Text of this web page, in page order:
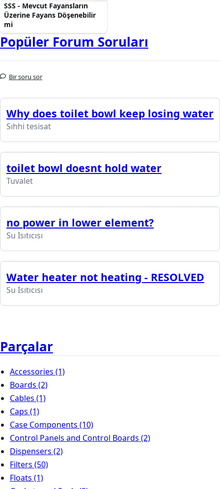
SSS - Mevcut Fayansların
Üzerine Fayans Döşenebilir
mi
Popüler Forum Soruları
Bir soru sor
Why does toilet bowl keep losing water
Sıhhi tesisat
toilet bowl doesnt hold water
Tuvalet
no power in lower element?
Su Isıtıcısı
Water heater not heating - RESOLVED
Su Isıtıcısı
Parçalar
Accessories (1)
Boards (2)
Cables (1)
Caps (1)
Case Components (10)
Control Panels and Control Boards (2)
Dispensers (2)
Filters (50)
Floats (1)